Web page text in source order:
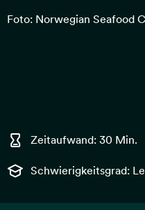
Foto: Norwegian Seafood
Zeitaufwand: 30 Min.
Schwierigkeitsgrad: